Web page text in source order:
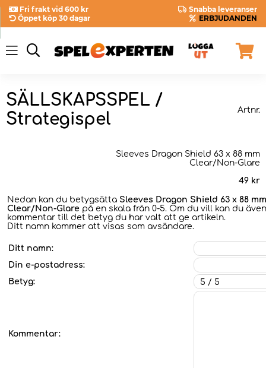
Fri frakt vid 600 kr
Snabba leveranser
Öppet köp 30 dagar
ERBJUDANDEN
SÄLLSKAPSSPEL /
Strategispel
Artnr.
Sleeves Dragon Shield 63 x 88 mm
Clear/Non-Glare
49 kr
Nedan kan du betygsätta Sleeves Dragon Shield 63 x 88 mm
Clear/Non-Glare på en skala från 0-5. Om du vill kan du
kommentar till det betyg du har valt att ge artikeln.
Ditt namn kommer att visas som avsändare.
Ditt namn:
Din e-postadress:
Betyg:
Kommentar: